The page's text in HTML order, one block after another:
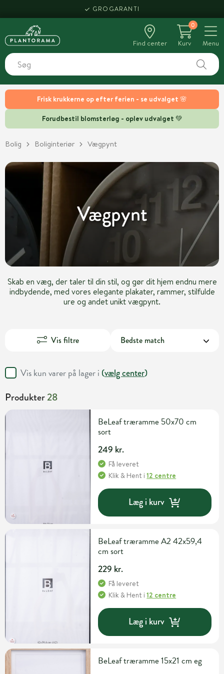
Frisk krukkerne op efter ferien - se udvalget 🌸
Forudbestil blomsterløg - oplev udvalget 💚
HENT SAMME DAG
Find center
0
Kurv
Menu
Bolig Boliginteriør Vægpynt
Vægpynt
Skab en væg, der taler til din stil, og gør dit hjem endnu mere
indbydende, med vores elegante plakater, rammer, stilfulde
ure og andet unikt vægpynt.
Vis filtre
Vis kun varer på lager i (vælg center)
Produkter28
BeLeaf træramme 50x70 cm
sort
249 kr.
Få leveret
Klik & Hent i12 centre
Læg i kurv
BeLeaf træramme A2 42x59,4
cm sort
229 kr.
Få leveret
Klik & Hent i12 centre
Læg i kurv
BeLeaf træramme 15x21 cm eg